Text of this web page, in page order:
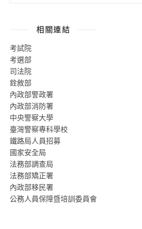
相關連結
考試院
考選部
司法院
銓敘部
內政部警政署
內政部消防署
中央警察大學
臺灣警察專科學校
鐵路局人員招募
國家安全局
法務部調查局
法務部矯正署
內政部移民署
公務人員保障暨培訓委員會